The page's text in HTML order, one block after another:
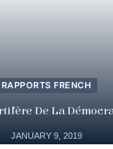
RAPPORTS FRENCH
De La
JANUARY 9, 2019